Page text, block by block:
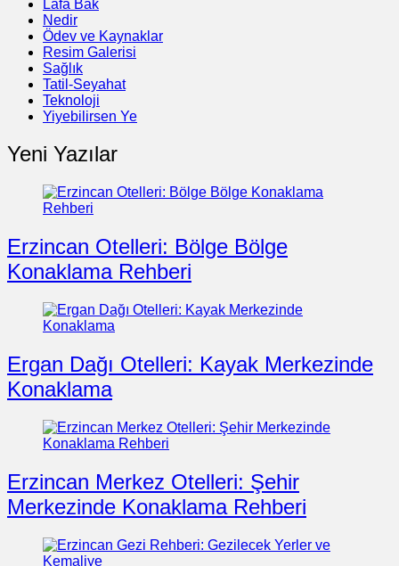
Lafa Bak
Nedir
Ödev ve Kaynaklar
Resim Galerisi
Sağlık
Tatil-Seyahat
Teknoloji
Yiyebilirsen Ye
Yeni Yazılar
Erzincan Otelleri: Bölge Bölge
Konaklama Rehberi
Ergan Dağı Otelleri: Kayak Merkezinde
Konaklama
Erzincan Merkez Otelleri: Şehir
Merkezinde Konaklama Rehberi